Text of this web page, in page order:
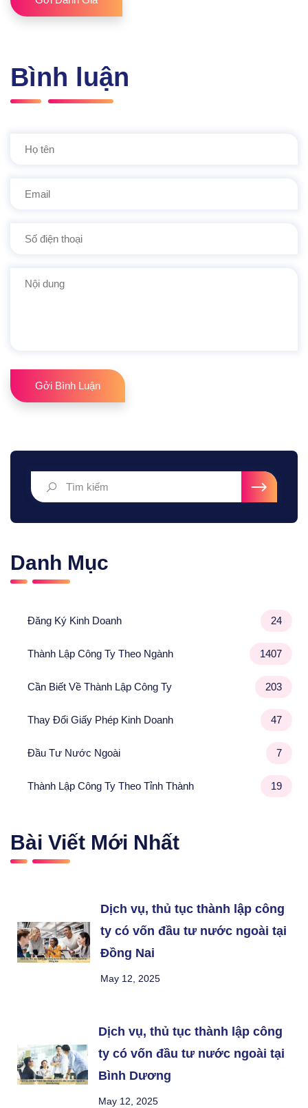
Danh Mục
Đăng Ký Kinh Doanh 24
Thành Lập Công Ty Theo Ngành 1407
Cần Biết Về Thành Lập Công Ty 203
Thay Đổi Giấy Phép Kinh Doanh 47
Đầu Tư Nước Ngoài 7
Thành Lập Công Ty Theo Tỉnh Thành 19
Bài Viết Mới Nhất
Dịch vụ, thủ tục thành lập công
ty có vốn đầu tư nước ngoài tại
Đồng Nai
May 12, 2025
Dịch vụ, thủ tục thành lập công
ty có vốn đầu tư nước ngoài tại
Bình Dương
May 12, 2025
Bình luận
Gởi Bình Luận